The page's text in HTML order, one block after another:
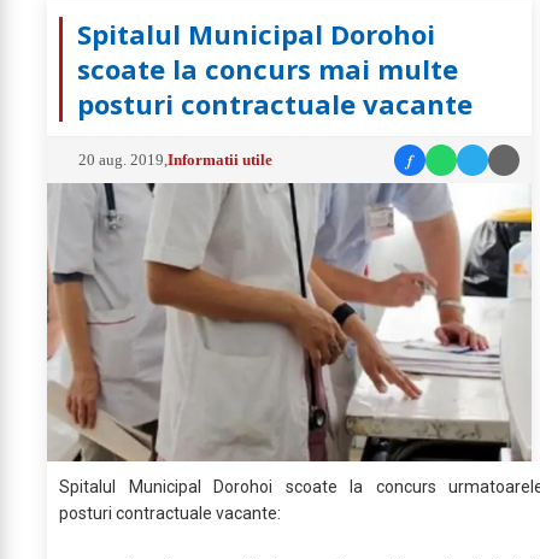
Spitalul Municipal Dorohoi
scoate la concurs mai multe
posturi contractuale vacante
20 aug. 2019 ,Informatii utile f
Spitalul Municipal Dorohoi scoate la concurs
posturi contractuale vacante: